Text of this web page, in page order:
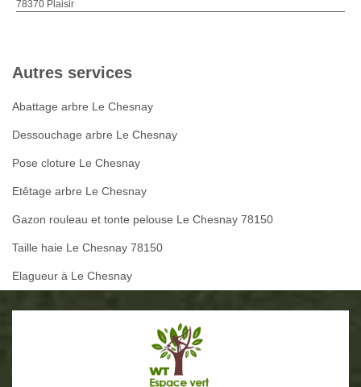
78370 Plaisir
Autres services
Abattage arbre Le Chesnay
Dessouchage arbre Le Chesnay
Pose cloture Le Chesnay
Etêtage arbre Le Chesnay
Gazon rouleau et tonte pelouse Le Chesnay 78150
Taille haie Le Chesnay 78150
Elagueur à Le Chesnay